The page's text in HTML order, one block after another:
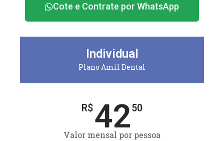
Cote e Contrate por WhatsApp
Individual
Plano Amil Dental
R$4250
Valor mensal por pessoa